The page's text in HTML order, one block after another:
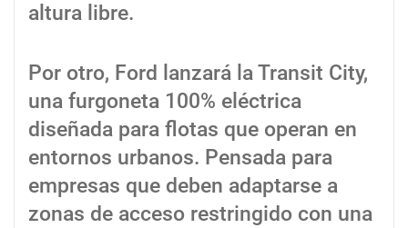
altura libre.
Por otro, Ford lanzará la Transit City,
una furgoneta 100% eléctrica
diseñada para flotas que operan en
entornos urbanos. Pensada para
empresas que deben adaptarse a
zonas de acceso restringido con una